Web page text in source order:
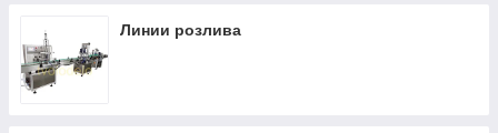
Линии розлива